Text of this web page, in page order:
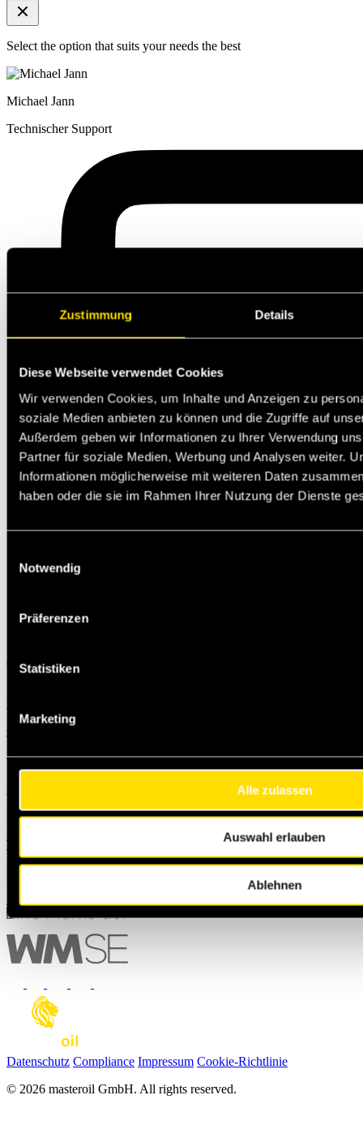
Zustimmung Details
Diese Webseite verwendet Cookies
Wir verwenden Cookies, um Inhalte und Anzeigen zu
soziale Medien anbieten zu können und die Zugriffe auf
Außerdem geben wir Informationen zu Ihrer Verwendung
Partner für soziale Medien, Werbung und Analysen weiter.
Informationen möglicherweise mit weiteren Daten
haben oder die sie im Rahmen Ihrer Nutzung der Dienste
Notwendig
Präferenzen
Statistiken
Marketing
Alle zulassen
Auswahl erlauben
Ablehnen
Select the option that suits your needs the best
Michael Jann
Technischer Support
Contact form
Use the contact form to send us a message
Looking for a specific product?
To the oil finder
Not subscribed to the newsletter yet?
Datenschutz Compliance Impressum Cookie-Richtlinie
© 2026 masteroil GmbH. All rights reserved.